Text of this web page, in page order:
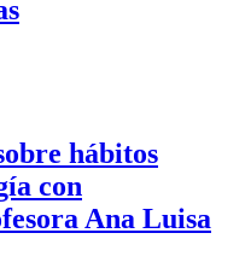
hábitos
con
Ana Luisa